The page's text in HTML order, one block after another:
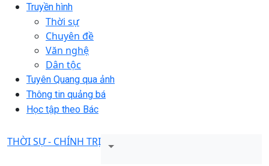
Truyền hình
Thời sự
Chuyên đề
Văn nghệ
Dân tộc
Tuyên Quang qua ảnh
Thông tin quảng bá
Học tập theo Bác
THỜI SỰ - CHÍNH TRỊ